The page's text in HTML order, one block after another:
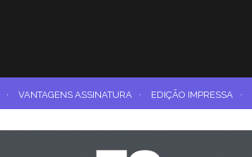
· VANTAGENS ASSINATURA · EDIÇÃO IMPRESSA ·